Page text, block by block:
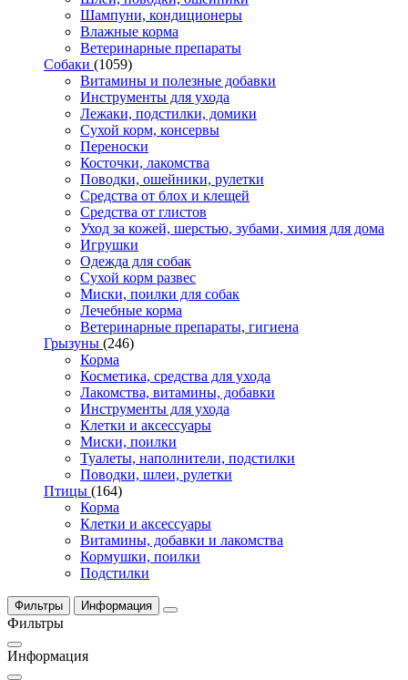
Шампуни, кондиционеры
Влажные корма
Ветеринарные препараты
Собаки (1059)
Витамины и полезные добавки
Инструменты для ухода
Лежаки, подстилки, домики
Сухой корм, консервы
Переноски
Косточки, лакомства
Поводки, ошейники, рулетки
Средства от блох и клещей
Средства от глистов
Уход за кожей, шерстью, зубами, химия для дома
Игрушки
Одежда для собак
Сухой корм развес
Миски, поилки для собак
Лечебные корма
Ветеринарные препараты, гигиена
Грызуны (246)
Корма
Косметика, средства для ухода
Лакомства, витамины, добавки
Инструменты для ухода
Клетки и аксессуары
Миски, поилки
Туалеты, наполнители, подстилки
Поводки, шлеи, рулетки
Птицы (164)
Корма
Клетки и аксессуары
Витамины, добавки и лакомства
Кормушки, поилки
Подстилки
Фильтры Информация
Фильтры
Информация